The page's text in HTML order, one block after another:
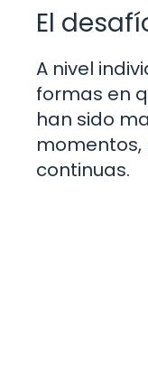
El
A nivel
formas en
han sido
continuas.